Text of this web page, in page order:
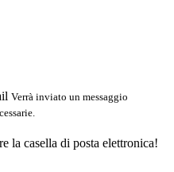
Verrà inviato un messaggio
la casella di posta elettronica!